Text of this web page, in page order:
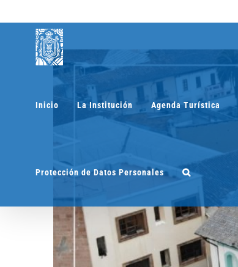
contenido
Inicio La Institución Agenda Turística
Protección de Datos Personales